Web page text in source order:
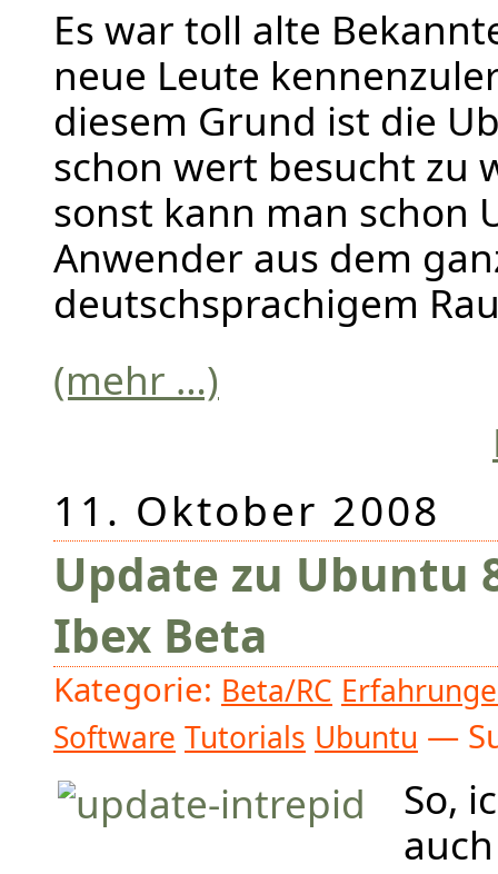
Es war toll alte
neue Leute
diesem Grund ist die
schon wert besucht zu
sonst kann man schon
Anwender aus dem
deutschsprachigem
(mehr …)
11. Oktober 2008
Update zu Ubuntu
Ibex Beta
Kategorie: Beta/RC
Software Tutorials Ubuntu —
So,